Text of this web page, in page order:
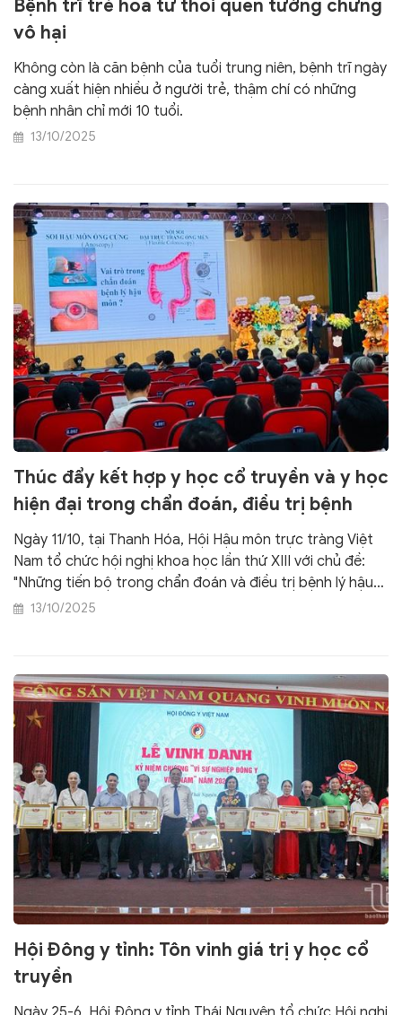
Bệnh trĩ trẻ hóa từ thói quen tưởng chừng
vô hại
Không còn là căn bệnh của tuổi trung niên, bệnh trĩ ngày
càng xuất hiện nhiều ở người trẻ, thậm chí có những
bệnh nhân chỉ mới 10 tuổi.
13/10/2025
Thúc đẩy kết hợp y học cổ truyền và y học
hiện đại trong chẩn đoán, điều trị bệnh
Ngày 11/10, tại Thanh Hóa, Hội Hậu môn trực tràng Việt
Nam tổ chức hội nghị khoa học lần thứ XIII với chủ đề:
"Những tiến bộ trong chẩn đoán và điều trị bệnh lý hậu
môn trực tràng, kết hợp y học hiện đại và y học cổ
13/10/2025
Hội Đông y tỉnh: Tôn vinh giá trị y học cổ
truyền